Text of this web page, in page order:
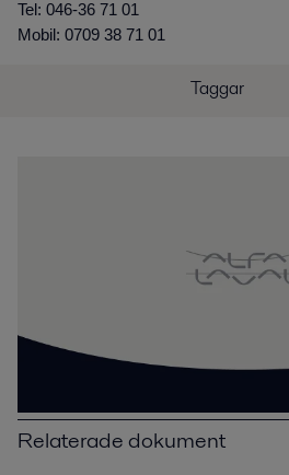
Tel: 046-36 71 01
Mobil: 0709 38 71 01
Taggar
Relaterade dokument